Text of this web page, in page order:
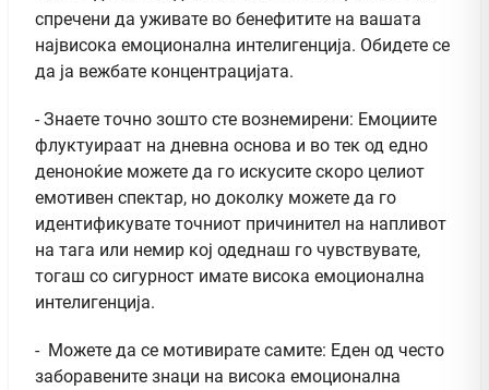
спречени да уживате во бенефитите на вашата
највисока емоционална интелигенција. Обидете се
да ја вежбате концентрацијата.
- Знаете точно зошто сте вознемирени: Емоциите
флуктуираат на дневна основа и во тек од едно
деноноќие можете да го искусите скоро целиот
емотивен спектар, но доколку можете да го
идентификувате точниот причинител на напливот
на тага или немир кој одеднаш го чувствувате,
тогаш со сигурност имате висока емоционална
интелигенција.
- Можете да се мотивирате самите: Еден од често
заборавените знаци на висока емоционална